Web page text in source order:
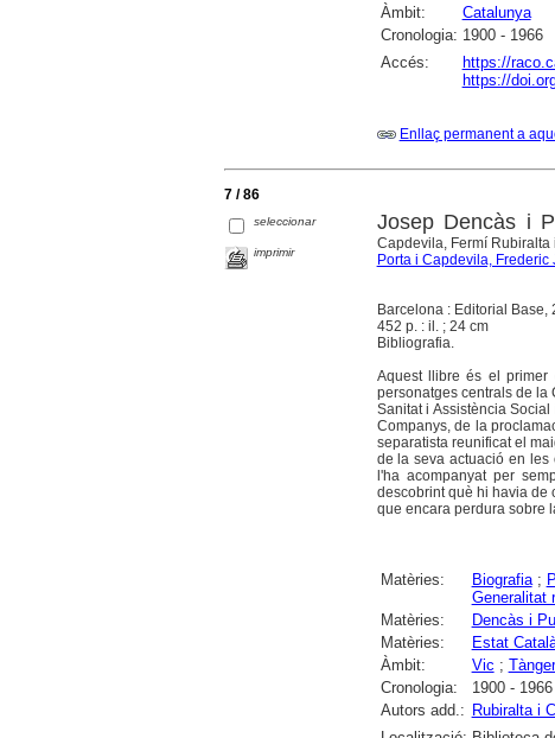
Àmbit:
Catalunya
Cronologia: 1900 - 1966
Accés:
https://
https://
Enllaç permanent a
7 / 86
seleccionar
imprimir
Josep Dencàs i
Capdevila, Fermí
Porta i Capdevila, Frederic
Barcelona : Editorial Base,
452 p. : il. ; 24 cm
Bibliografia.
Aquest llibre és el
personatges centrals de
Sanitat i Assistència
Companys, de la
separatista reunificat el
de la seva actuació en
l'ha acompanyat per
descobrint què hi havia de
que encara perdura sobre
Matèries: Biografia;
Generalitat
Matèries:
Dencàs i
Matèries:
Estat
Àmbit:
Vic ; Tànger
Cronologia:
1900 - 1966
Autors add.: Rubiralta i